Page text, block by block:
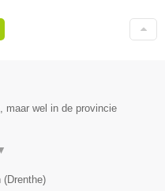
maar wel in de provincie
(Drenthe)